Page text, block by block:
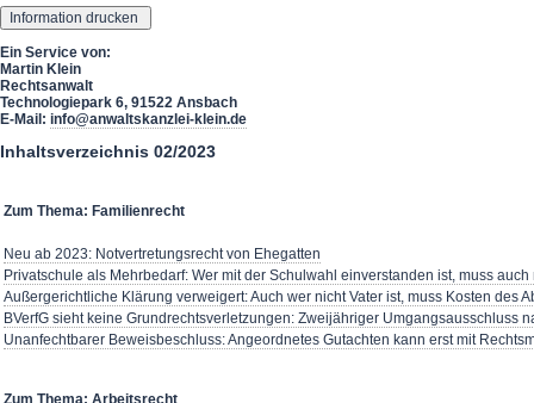
Ein Service von:
Martin Klein
Rechtsanwalt
Technologiepark 6, 91522 Ansbach
E-Mail: info@anwaltskanzlei-klein.de
Inhaltsverzeichnis 02/2023
Zum Thema: Familienrecht
Neu ab 2023: Notvertretungsrecht von Ehegatten
Privatschule als Mehrbedarf: Wer mit der Schulwahl einverstanden ist, muss
Außergerichtliche Klärung verweigert: Auch wer nicht Vater ist, muss Kosten des
BVerfG sieht keine Grundrechtsverletzungen: Zweijähriger Umgangsausschluss
Unanfechtbarer Beweisbeschluss: Angeordnetes Gutachten kann erst mit
Zum Thema: Arbeitsrecht